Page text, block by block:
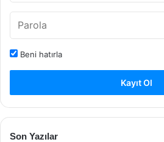
Beni hatırla
Kayıt Ol
Son Yazılar